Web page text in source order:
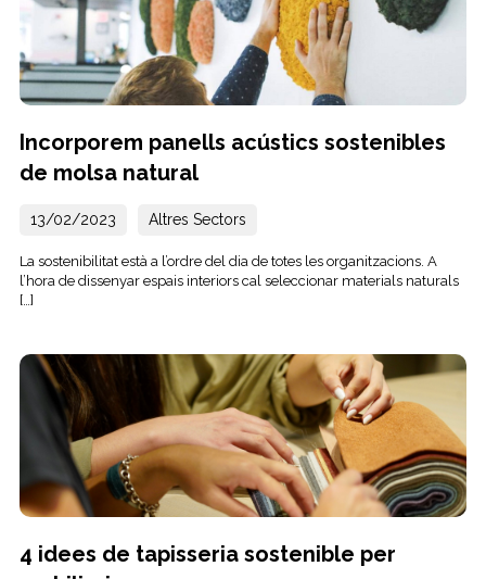
Incorporem panells acústics sostenibles
de molsa natural
13/02/2023 Altres Sectors
La sostenibilitat està a l’ordre del dia de totes les organitzacions. A
l’hora de dissenyar espais interiors cal seleccionar materials naturals
[…]
4 idees de tapisseria sostenible per